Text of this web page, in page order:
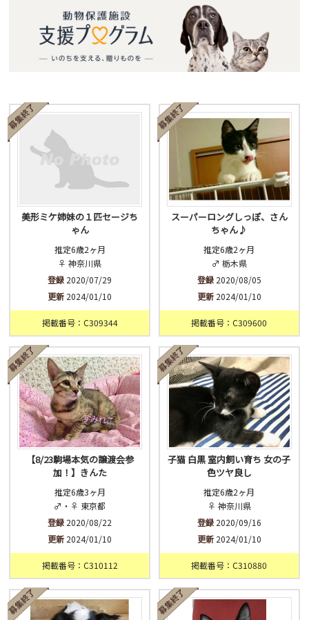
美形ミケ姉妹の１匹セージち
ゃん
推定6歳2ヶ月
♀ 神奈川県
登録 2020/07/29
更新 2024/01/10
掲載番号：C309344
スーパーロングしっぽ、さん
ちゃん♪
推定6歳2ヶ月
♂ 栃木県
登録2020/08/05
更新2024/01/10
掲載番号：C309600
【8/23駒場本気の譲渡会参
加！】きんた
推定6歳3ヶ月
♂・♀ 東京都
登録 2020/08/22
更新 2024/01/10
掲載番号：C310112
子猫 白黒 室内飼い育ち 女の子
色ツヤ良し
推定6歳2ヶ月
♀ 神奈川県
登録2020/09/16
更新2024/01/10
掲載番号：C310880